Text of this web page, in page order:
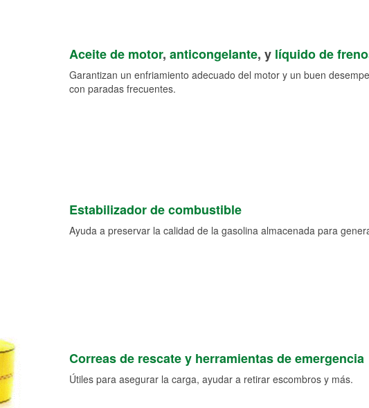
Aceite de motor, anticongelante, y líquido de
Garantizan un enfriamiento adecuado del motor y un buen
con paradas frecuentes.
Estabilizador de combustible
Ayuda a preservar la calidad de la gasolina almacenada para
Correas de rescate y herramientas de emergencia
Útiles para asegurar la carga, ayudar a retirar escombros y más.